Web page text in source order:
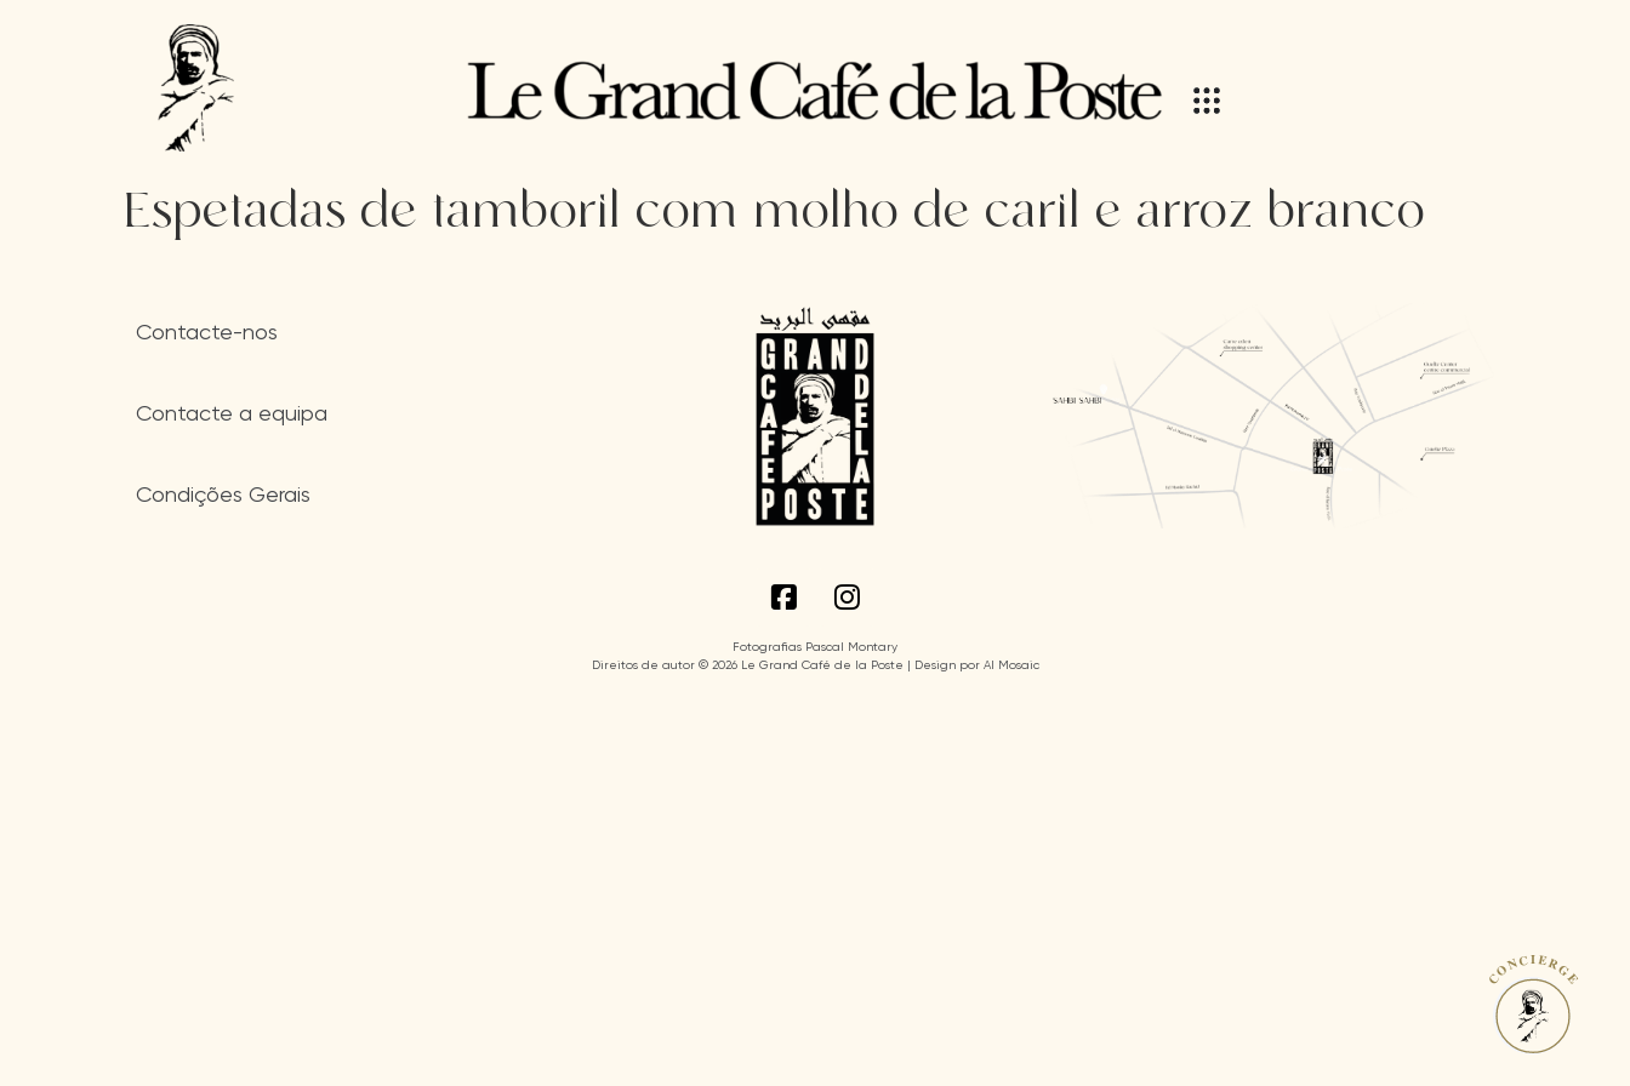
Espetadas de tamboril com molho de caril e arroz branco
Contacte-nos
Contacte a equipa
Condições Gerais
Fotografias Pascal Montary
Direitos de autor © 2026 Le Grand Café de la Poste | Design por AI Mosaic
CONCIERGE